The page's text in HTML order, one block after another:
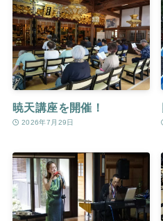
暁天講座を開催！
2026年7月29日